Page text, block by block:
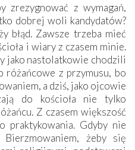
zrezygnować z wymagań,
dobrej woli kandydatów?
błąd. Zawsze trzeba mieć
i wiary z czasem minie.
jako nastolatkowie chodzili
różańcowe z przymusu, bo
a dziś, jako ojcowie
do kościoła nie tylko
Z czasem większość
praktykowania. Gdyby nie
żeby się